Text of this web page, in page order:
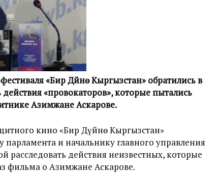
«Бир Дүйнө Кыргызстан» обратились в
«провокаторов», которые пытались
Азимжане Аскарове.
кино «Бир Дүйнө Кыргызстан»
парламента и начальнику главного управления
расследовать действия неизвестных, которые
фильма о Азимжане Аскарове.